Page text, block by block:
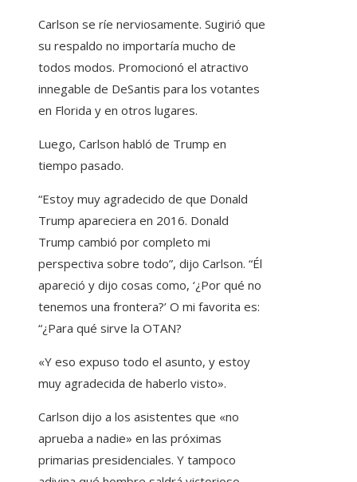
Carlson se ríe nerviosamente. Sugirió que
su respaldo no importaría mucho de
todos modos. Promocionó el atractivo
innegable de DeSantis para los votantes
en Florida y en otros lugares.
Luego, Carlson habló de Trump en
tiempo pasado.
“Estoy muy agradecido de que Donald
Trump apareciera en 2016. Donald
Trump cambió por completo mi
perspectiva sobre todo”, dijo Carlson. “Él
apareció y dijo cosas como, ‘¿Por qué no
tenemos una frontera?’ O mi favorita es:
“¿Para qué sirve la OTAN?
«Y eso expuso todo el asunto, y estoy
muy agradecida de haberlo visto».
Carlson dijo a los asistentes que «no
aprueba a nadie» en las próximas
primarias presidenciales. Y tampoco